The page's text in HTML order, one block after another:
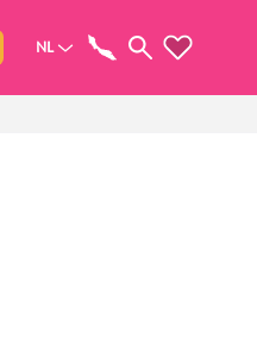
NL Delen